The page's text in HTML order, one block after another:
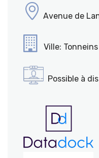
Avenue de
Ville: Tonneins
Possible à